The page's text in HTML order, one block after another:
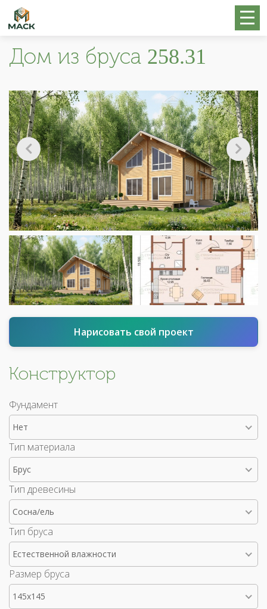
Дом из бруса 258.31
Нарисовать свой проект
Конструктор
Фундамент
Нет
Тип материала
Брус
Тип древесины
Сосна/ель
Тип бруса
Естественной влажности
Размер бруса
145x145